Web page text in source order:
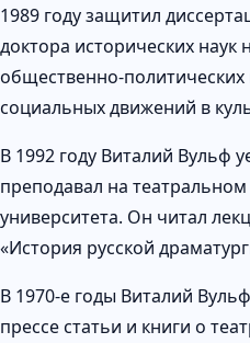
1989 году защитил
доктора исторических
общественно-
социальных движений в
В 1992 году Виталий Вульф
преподавал на
университета. Он читал
«История русской
В 1970-е годы Виталий
прессе статьи и книги о